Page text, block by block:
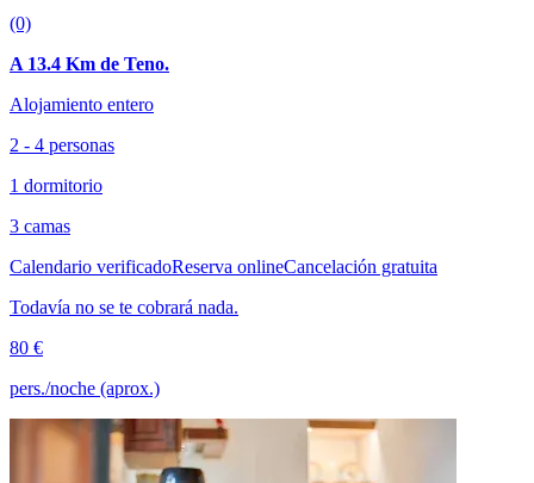
(0)
A 13.4 Km de Teno.
Alojamiento entero
2 - 4 personas
1 dormitorio
3 camas
Calendario verificadoReserva onlineCancelación gratuita
Todavía no se te cobrará nada.
80 €
pers./noche (aprox.)